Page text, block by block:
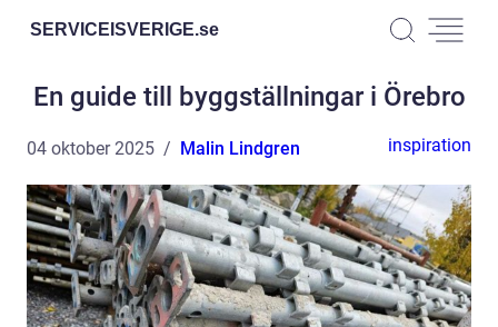
SERVICEISVERIGE.se
En guide till byggställningar i Örebro
04 oktober 2025 Malin Lindgren inspiration